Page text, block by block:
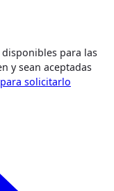
disponibles para las
y sean aceptadas
solicitarlo